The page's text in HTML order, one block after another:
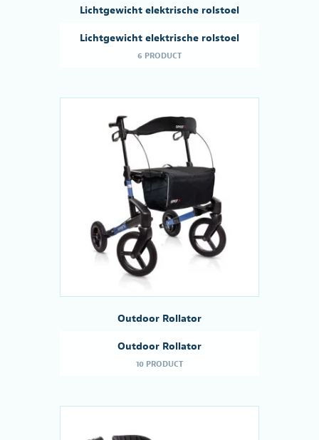
Lichtgewicht elektrische rolstoel
Lichtgewicht elektrische rolstoel
6 PRODUCT
Outdoor Rollator
Outdoor Rollator
10 PRODUCT